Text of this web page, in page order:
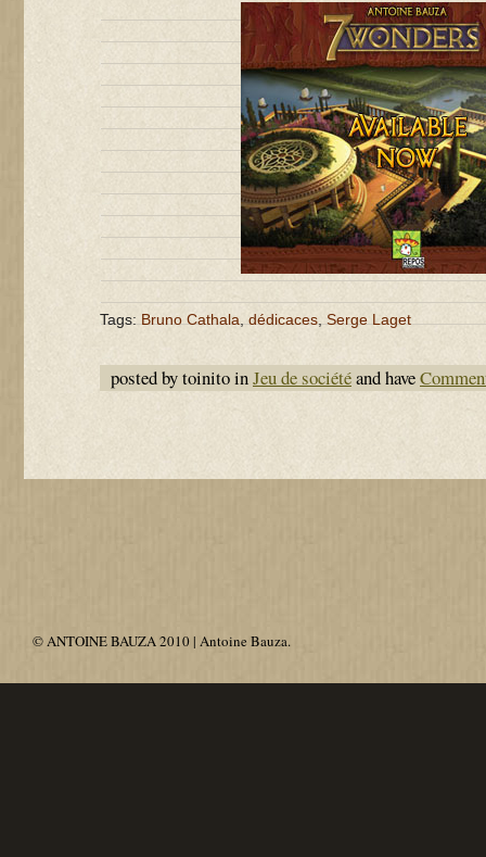
Tags: Bruno Cathala dédicaces Serge Laget
posted by toinito inJeu de sociétéand have
© ANTOINE BAUZA 2010 | Antoine Bauza.